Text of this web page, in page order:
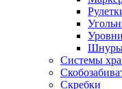
Шнуры
Системы
Скребки